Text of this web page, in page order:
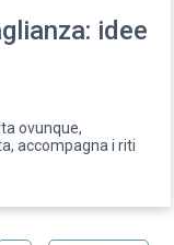
idee
ovunque,
accompagna i riti